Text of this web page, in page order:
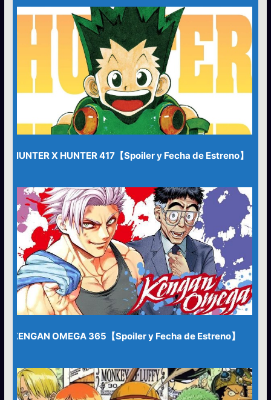
HUNTER X HUNTER 417【Spoiler y Fecha de Estreno】
KENGAN OMEGA 365【Spoiler y Fecha de Estreno】